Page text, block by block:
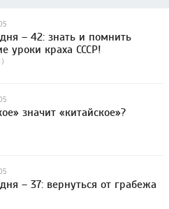
– 42: знать и помнить
уроки краха СССР!
значит «китайское»?
– 37: вернуться от грабежа